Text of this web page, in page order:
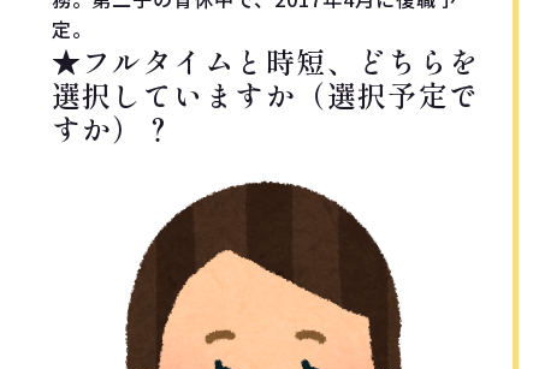
定。
★フルタイムと時短、どちらを
選択していますか（選択予定で
すか）？